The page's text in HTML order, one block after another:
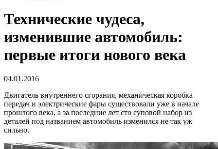
Технические чудеса,
изменившие автомобиль:
первые итоги нового века
04.01.2016
Двигатель внутреннего сгорания, механическая коробка
передач и электрические фары существовали уже в начале
прошлого века, а за последние лет сто суповой набор из
деталей под названием автомобиль изменился не так уж
сильно.